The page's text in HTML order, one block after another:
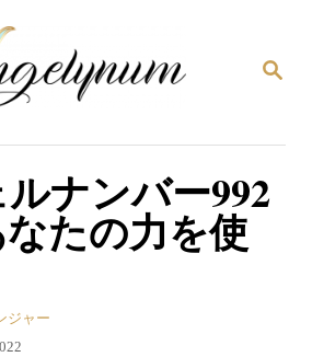
検
ナンバー992
たの力を使
ジャー